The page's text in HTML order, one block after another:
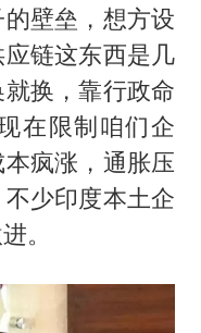
壁垒，想方设
链这东西是几
换，靠行政命
在限制咱们企
疯涨，通胀压
少印度本土企
。